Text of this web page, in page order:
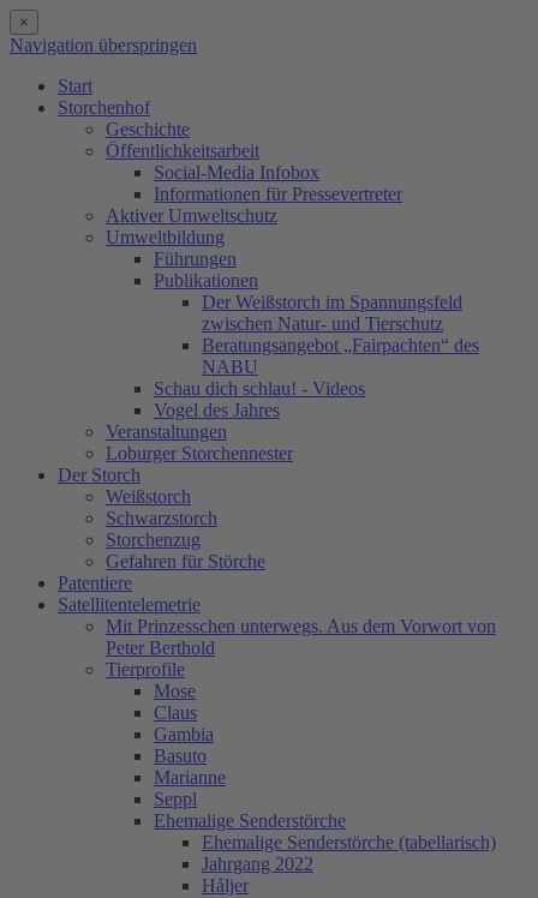
×
Navigation überspringen
Start
Storchenhof
Geschichte
Öffentlichkeitsarbeit
Social-Media Infobox
Informationen für Pressevertreter
Aktiver Umweltschutz
Umweltbildung
Führungen
Publikationen
Der Weißstorch im Spannungsfeld
zwischen Natur- und Tierschutz
Beratungsangebot „Fairpachten“ des
NABU
Schau dich schlau! - Videos
Vogel des Jahres
Veranstaltungen
Loburger Storchennester
Der Storch
Weißstorch
Schwarzstorch
Storchenzug
Gefahren für Störche
Patentiere
Satellitentelemetrie
Mit Prinzesschen unterwegs. Aus dem Vorwort von
Peter Berthold
Tierprofile
Mose
Claus
Gambia
Basuto
Marianne
Seppl
Ehemalige Senderstörche
Ehemalige Senderstörche (tabellarisch)
Jahrgang 2022
Håljer